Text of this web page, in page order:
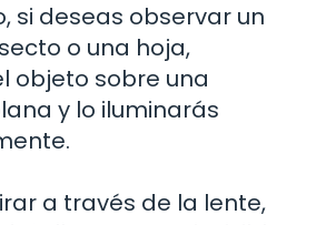
si deseas observar un
o una hoja,
objeto sobre una
y lo iluminarás
a través de la lente,